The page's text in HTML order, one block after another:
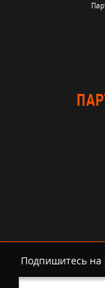
Подпишитесь